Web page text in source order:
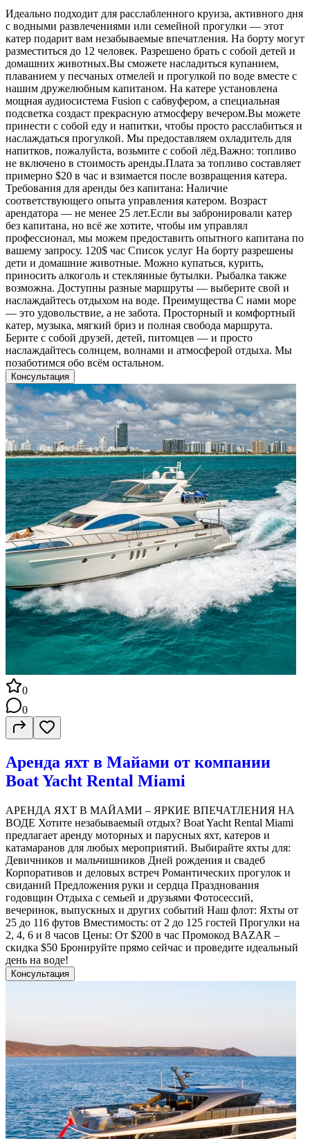
Идеально подходит для расслабленного круиза, активного дня
с водными развлечениями или семейной прогулки — этот
катер подарит вам незабываемые впечатления. На борту могут
разместиться до 12 человек. Разрешено брать с собой детей и
домашних животных.Вы сможете насладиться купанием,
плаванием у песчаных отмелей и прогулкой по воде вместе с
нашим дружелюбным капитаном. На катере установлена
мощная аудиосистема Fusion с сабвуфером, а специальная
подсветка создаст прекрасную атмосферу вечером.Вы можете
принести с собой еду и напитки, чтобы просто расслабиться и
наслаждаться прогулкой. Мы предоставляем охладитель для
напитков, пожалуйста, возьмите с собой лёд.Важно: топливо
не включено в стоимость аренды.Плата за топливо составляет
примерно $20 в час и взимается после возвращения катера.
Требования для аренды без капитана: Наличие
соответствующего опыта управления катером. Возраст
арендатора — не менее 25 лет.Если вы забронировали катер
без капитана, но всё же хотите, чтобы им управлял
профессионал, мы можем предоставить опытного капитана по
вашему запросу. 120$ час Список услуг На борту разрешены
дети и домашние животные. Можно купаться, курить,
приносить алкоголь и стеклянные бутылки. Рыбалка также
возможна. Доступны разные маршруты — выберите свой и
наслаждайтесь отдыхом на воде. Преимущества С нами море
— это удовольствие, а не забота. Просторный и комфортный
катер, музыка, мягкий бриз и полная свобода маршрута.
Берите с собой друзей, детей, питомцев — и просто
наслаждайтесь солнцем, волнами и атмосферой отдыха. Мы
позаботимся обо всём остальном.
Консультация
0
0
Аренда яхт в Майами от компании
Boat Yacht Rental Miami
АРЕНДА ЯХТ В МАЙАМИ – ЯРКИЕ ВПЕЧАТЛЕНИЯ НА
ВОДЕ Хотите незабываемый отдых? Boat Yacht Rental Miami
предлагает аренду моторных и парусных яхт, катеров и
катамаранов для любых мероприятий. Выбирайте яхты для:
Девичников и мальчишников Дней рождения и свадеб
Корпоративов и деловых встреч Романтических прогулок и
свиданий Предложения руки и сердца Празднования
годовщин Отдыха с семьей и друзьями Фотосессий,
вечеринок, выпускных и других событий Наш флот: Яхты от
25 до 116 футов Вместимость: от 2 до 125 гостей Прогулки на
2, 4, 6 и 8 часов Цены: От $200 в час Промокод BAZAR –
скидка $50 Бронируйте прямо сейчас и проведите идеальный
день на воде!
Консультация